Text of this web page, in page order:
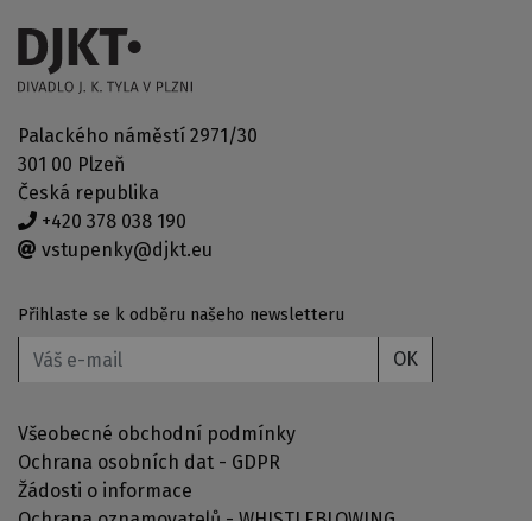
Palackého náměstí 2971/30
301 00 Plzeň
Česká republika
+420 378 038 190
vstupenky@djkt.eu
Přihlaste se k odběru našeho newsletteru
OK
Všeobecné obchodní podmínky
Ochrana osobních dat - GDPR
Žádosti o informace